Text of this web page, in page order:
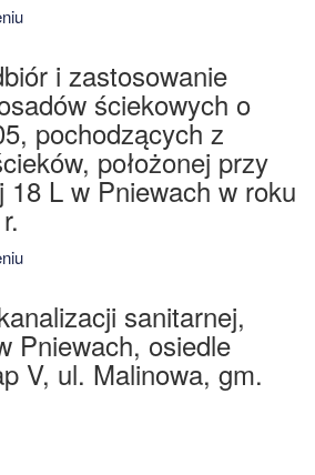
i zastosowanie
ściekowych o
pochodzących z
położonej przy
18 L w Pniewach w roku
sanitarnej,
Pniewach, osiedle
V, ul. Malinowa, gm.